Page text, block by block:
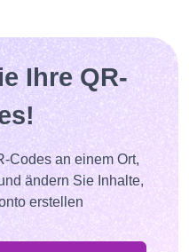
Ihre QR-
Codes an einem Ort,
ändern Sie Inhalte,
erstellen